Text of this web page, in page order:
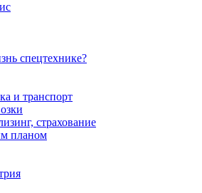
спецтехнике?
и транспорт
страхование
планом